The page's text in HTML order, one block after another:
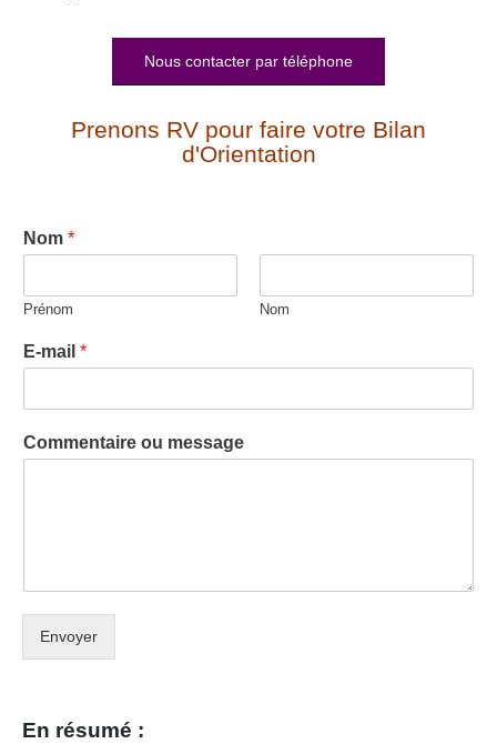
Nous contacter par téléphone
Prenons RV pour faire votre Bilan
d'Orientation
Nom *
Prénom Nom
E-mail *
Commentaire ou message
Envoyer
En résumé :